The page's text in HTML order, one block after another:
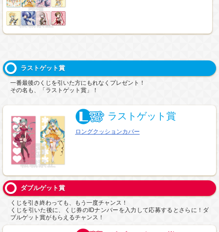
ラストゲット賞
一番最後のくじを引いた方にもれなくプレゼント！
その名も、「ラストゲット賞」！
ラストゲット賞
ロングクッションカバー
ダブルゲット賞
くじを引き終わっても、もう一度チャンス！
くじを引いた後に、くじ券のIDナンバーを入力して応募するとさらに！ダ
ブルゲット賞がもらえるチャンス！